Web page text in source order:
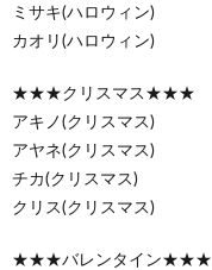
ミサキ(ハロウィン)
カオリ(ハロウィン)
★★★クリスマス★★★
アキノ(クリスマス)
アヤネ(クリスマス)
チカ(クリスマス)
クリス(クリスマス)
★★★バレンタイン★★★